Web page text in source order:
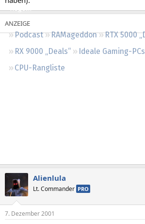
Regeln
Podcast RAMageddon
RTX 5000
RX 9000 „Deals“
Ideale Gaming-PCs
CPU-Rangliste
Alienlula
Lt. Commander PRO
7. Dezember 2001